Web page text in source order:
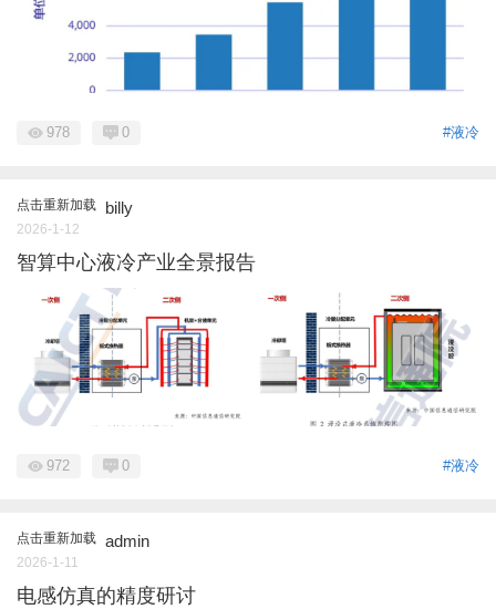
#液冷
978 0
点击重新加载 billy
2026-1-12
智算中心液冷产业全景报告
#液冷
972 0
点击重新加载 admin
2026-1-11
电感仿真的精度研讨